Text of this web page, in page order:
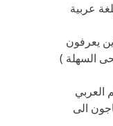
عربية
يعرفون
السهلة )
العربي
الى